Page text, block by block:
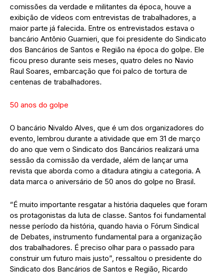
comissões da verdade e militantes da época, houve a
exibição de vídeos com entrevistas de trabalhadores, a
maior parte já falecida. Entre os entrevistados estava o
bancário Antônio Guarnieri, que foi presidente do Sindicato
dos Bancários de Santos e Região na época do golpe. Ele
ficou preso durante seis meses, quatro deles no Navio
Raul Soares, embarcação que foi palco de tortura de
centenas de trabalhadores.
50 anos do golpe
O bancário Nivaldo Alves, que é um dos organizadores do
evento, lembrou durante a atividade que em 31 de março
do ano que vem o Sindicato dos Bancários realizará uma
sessão da comissão da verdade, além de lançar uma
revista que aborda como a ditadura atingiu a categoria. A
data marca o aniversário de 50 anos do golpe no Brasil.
“É muito importante resgatar a história daqueles que foram
os protagonistas da luta de classe. Santos foi fundamental
nesse período da história, quando havia o Fórum Sindical
de Debates, instrumento fundamental para a organização
dos trabalhadores. É preciso olhar para o passado para
construir um futuro mais justo”, ressaltou o presidente do
Sindicato dos Bancários de Santos e Região, Ricardo